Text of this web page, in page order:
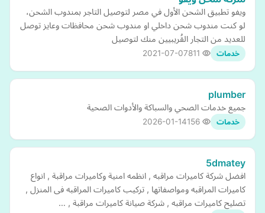
ويفو تطبيق الشحن الأول في مصر لتوصيل التاجر بمندوب الشحن،
لو كنت مندوب شحن داخلي او مندوب شحن محافظات وعايز توصل
للعديد من التجار القُريبيين منك لتوصيل
خدمات 2021-07-07
plumber
جميع خدمات الصحي والسباكة والأدوات الصحية
خدمات 2026-01-14
5dmatey
افضل شركة كاميرات مراقبه , انظمه امنية وكاميرات مراقبة , انواع
كاميرات المراقبه ومواصفاتها , تركيب كاميرات المراقبه فى المنزل ,
تصليح كاميرات مراقبه , شركة صيانة كاميرات مراقبة , …